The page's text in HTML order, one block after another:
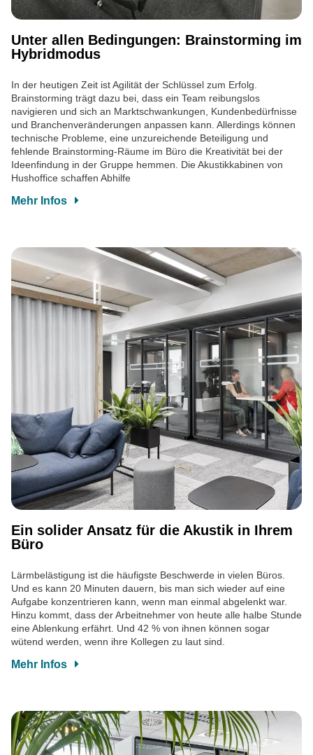
Unter allen Bedingungen: Brainstorming im
Hybridmodus
In der heutigen Zeit ist Agilität der Schlüssel zum Erfolg.
Brainstorming trägt dazu bei, dass ein Team reibungslos
navigieren und sich an Marktschwankungen, Kundenbedürfnisse
und Branchenveränderungen anpassen kann. Allerdings können
technische Probleme, eine unzureichende Beteiligung und
fehlende Brainstorming-Räume im Büro die Kreativität bei der
Ideenfindung in der Gruppe hemmen. Die Akustikkabinen von
Hushoffice schaffen Abhilfe
Mehr Infos
Ein solider Ansatz für die Akustik in Ihrem
Büro
Lärmbelästigung ist die häufigste Beschwerde in vielen Büros.
Und es kann 20 Minuten dauern, bis man sich wieder auf eine
Aufgabe konzentrieren kann, wenn man einmal abgelenkt war.
Hinzu kommt, dass der Arbeitnehmer von heute alle halbe Stunde
eine Ablenkung erfährt. Und 42 % von ihnen können sogar
wütend werden, wenn ihre Kollegen zu laut sind.
Mehr Infos